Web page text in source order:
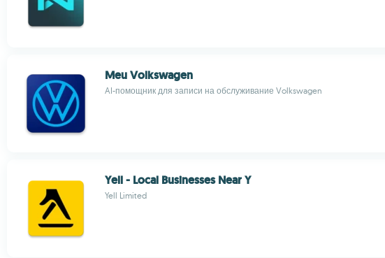
Meu Volkswagen
AI-помощник для записи на обслуживание Volkswagen
Yell - Local Businesses Near Y
Yell Limited